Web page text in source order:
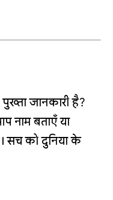
जानकारी है?
नाम बताएँ या
सच को दुनिया के